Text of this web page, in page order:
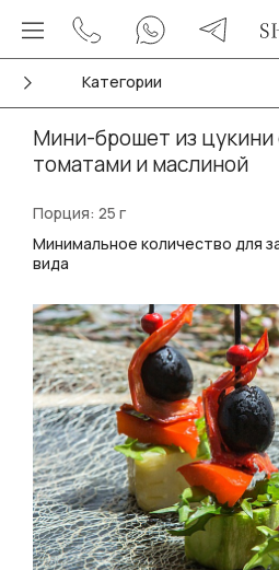
Категории
Мини-брошет из
томатами и маслиной
Порция: 25 г
Минимальное количество для
вида